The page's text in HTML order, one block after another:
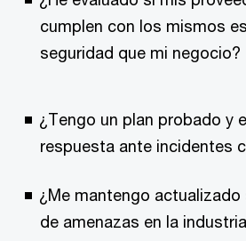
cumplen con los mismos
seguridad que mi negocio?
¿Tengo un plan probado y
respuesta ante incidentes
¿Me mantengo
de amenazas en la